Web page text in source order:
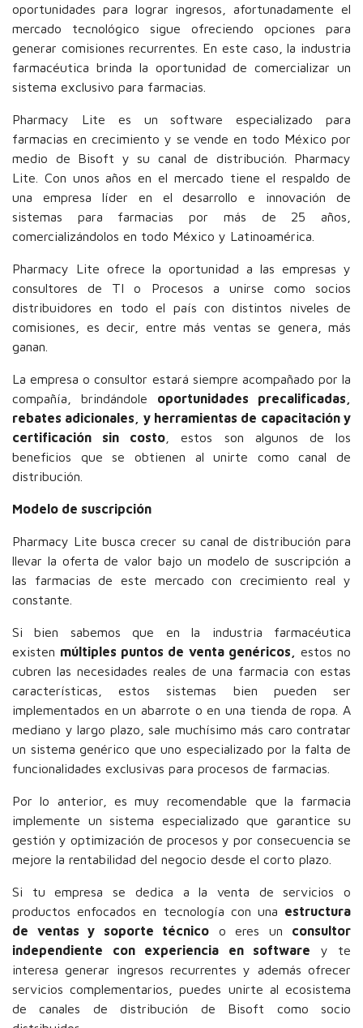
oportunidades para lograr ingresos, afortunadamente el
mercado tecnológico sigue ofreciendo opciones para
generar comisiones recurrentes. En este caso, la industria
farmacéutica brinda la oportunidad de comercializar un
sistema exclusivo para farmacias.
Pharmacy Lite es un software especializado para
farmacias en crecimiento y se vende en todo México por
medio de Bisoft y su canal de distribución. Pharmacy
Lite. Con unos años en el mercado tiene el respaldo de
una empresa líder en el desarrollo e innovación de
sistemas para farmacias por más de 25 años,
comercializándolos en todo México y Latinoamérica.
Pharmacy Lite ofrece la oportunidad a las empresas y
consultores de TI o Procesos a unirse como socios
distribuidores en todo el país con distintos niveles de
comisiones, es decir, entre más ventas se genera, más
ganan.
La empresa o consultor estará siempre acompañado por la
compañía, brindándole oportunidades precalificadas,
rebates adicionales, y herramientas de capacitación y
certificación sin costo , estos son algunos de los
beneficios que se obtienen al unirte como canal de
distribución.
Modelo de suscripción
Pharmacy Lite busca crecer su canal de distribución para
llevar la oferta de valor bajo un modelo de suscripción a
las farmacias de este mercado con crecimiento real y
constante.
Si bien sabemos que en la industria farmacéutica
existen múltiples puntos de venta genéricos,
estos no
cubren las necesidades reales de una farmacia con estas
características, estos sistemas bien pueden ser
implementados en un abarrote o en una tienda de ropa. A
mediano y largo plazo, sale muchísimo más caro contratar
un sistema genérico que uno especializado por la falta de
funcionalidades exclusivas para procesos de farmacias.
Por lo anterior, es muy recomendable que la farmacia
implemente un sistema especializado que garantice su
gestión y optimización de procesos y por consecuencia se
mejore la rentabilidad del negocio desde el corto plazo.
Si tu empresa se dedica a la venta de servicios o
productos enfocados en tecnología con una estructura
de ventas y soporte técnico o eres un consultor
independiente con experiencia en software y te
interesa generar ingresos recurrentes y además ofrecer
servicios complementarios, puedes unirte al ecosistema
de canales de distribución de Bisoft como socio